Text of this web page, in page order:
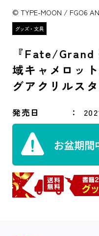
© TYPE-MOON / FGO6
『Fate/
域キャメロッ
グアクリルス
発売日